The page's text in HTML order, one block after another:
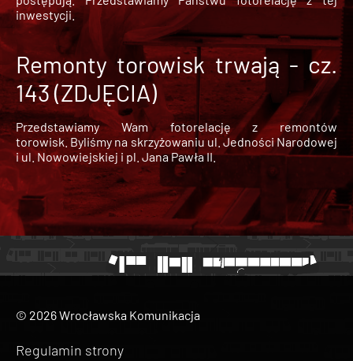
inwestycji.
Remonty torowisk trwają - cz.
143 (ZDJĘCIA)
Przedstawiamy Wam fotorelację z remontów
torowisk. Byliśmy na skrzyżowaniu ul. Jedności Narodowej
i ul. Nowowiejskiej i pl. Jana Pawła II.
© 2026 Wrocławska Komunikacja
Regulamin strony